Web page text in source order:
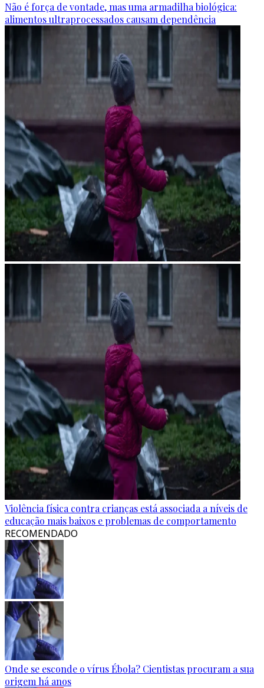
Não é força de vontade, mas uma armadilha biológica:
alimentos ultraprocessados causam dependência
Violência física contra crianças está associada a níveis de
educação mais baixos e problemas de comportamento
RECOMENDADO
Onde se esconde o vírus Ébola? Cientistas procuram a sua
origem há anos